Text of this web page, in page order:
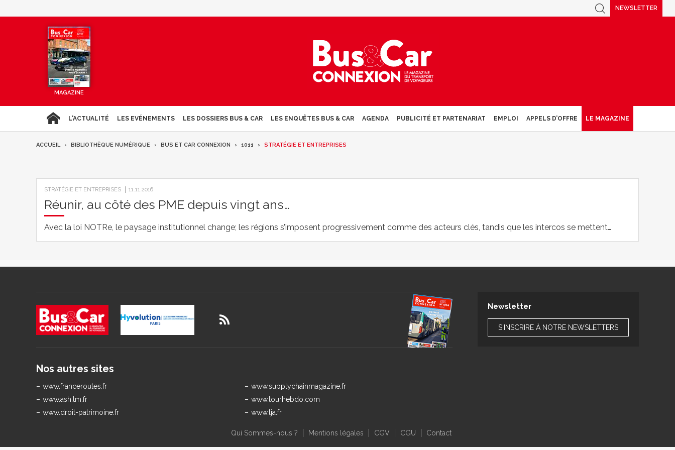
NEWSLETTER
MAGAZINE
L'ACTUALITÉ LES EVÉNEMENTS LES DOSSIERS BUS & CAR LES ENQUÊTES BUS & CAR AGENDA PUBLICITÉ ET PARTENARIAT EMPLOI APPELS D’OFFRE LE MAGAZINE
ACCUEIL BIBLIOTHÈQUE NUMÉRIQUE BUS ET CAR CONNEXION 1011 STRATÉGIE ET ENTREPRISES
STRATÉGIE ET ENTREPRISES 11.11.2016
Réunir, au côté des PME depuis vingt ans…
Avec la loi NOTRe, le paysage institutionnel change; les régions s’imposent progressivement comme des acteurs clés, tandis que les intercos se mettent…
Nos autres sites
www.franceroutes.fr
www.supplychainmagazine.fr
www.ash.tm.fr
www.tourhebdo.com
www.droit-patrimoine.fr
www.lja.fr
Newsletter
S'INSCRIRE À NOTRE NEWSLETTERS
Qui Sommes-nous ? Mentions légales CGV CGU Contact